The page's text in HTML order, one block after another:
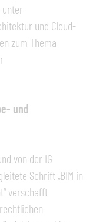
und Cloud-
zum Thema
und
von der IG
Schrift „BIM in
verschafft